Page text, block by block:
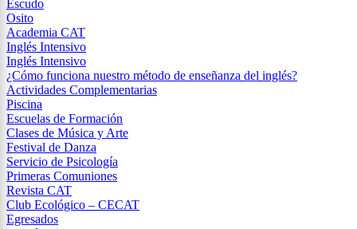
Escudo
Osito
Academia CAT
Inglés Intensivo
Inglés Intensivo
¿Cómo funciona nuestro método de enseñanza del inglés?
Actividades Complementarias
Piscina
Escuelas de Formación
Clases de Música y Arte
Festival de Danza
Servicio de Psicología
Primeras Comuniones
Revista CAT
Club Ecológico – CECAT
Egresados